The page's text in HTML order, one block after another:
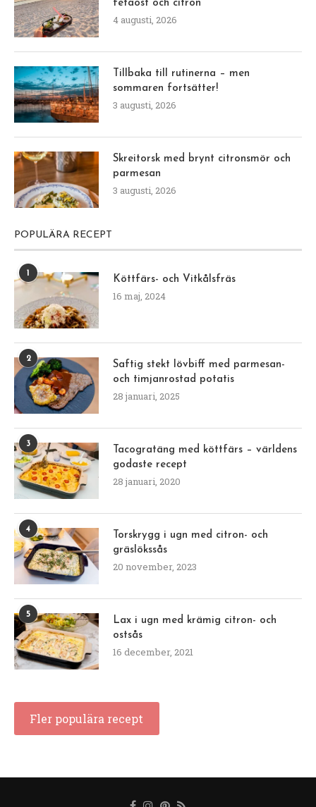
fetaost och citron
4 augusti, 2026
Tillbaka till rutinerna – men
sommaren fortsätter!
3 augusti, 2026
Skreitorsk med brynt citronsmör och
parmesan
3 augusti, 2026
POPULÄRA RECEPT
1
Köttfärs- och Vitkålsfräs
16 maj, 2024
2
Saftig stekt lövbiff med parmesan-
och timjanrostad potatis
28 januari, 2025
3
Tacogratäng med köttfärs – världens
godaste recept
28 januari, 2020
4
Torskrygg i ugn med citron- och
gräslökssås
20 november, 2023
5
Lax i ugn med krämig citron- och
ostsås
16 december, 2021
Fler populära recept